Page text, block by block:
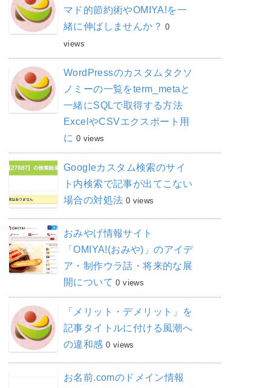
マド的節約術やOMIYA!を一
緒に伸ばしませんか？ 0
views
WordPressのカスタムタクソ
ノミーの一覧をterm_metaと
一緒にSQLで取得する方法
ExcelやCSVエクスポート用
に 0 views
Googleカスタム検索のサイ
ト内検索で記事が出てこない
場合の対処法 0 views
おみやげ情報サイト
「OMIYA!(おみや)」のアイデ
ア・制作ウラ話・将来的な展
開について 0 views
「メリット・デメリット」を
記事タイトルに付ける風潮へ
の違和感 0 views
お名前.comのドメイン情報